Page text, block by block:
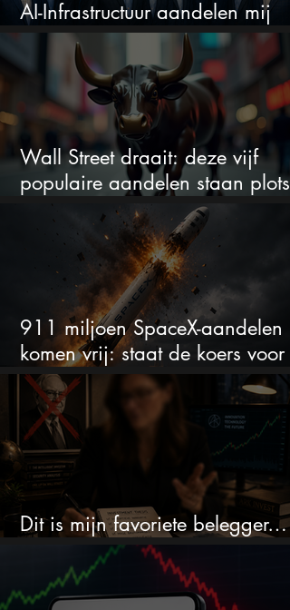
AI-Infrastructuur aandelen mij
werkelijk
Wall Street draait: deze vijf
populaire aandelen staan plots
onder spanning
911 miljoen SpaceX-aandelen
komen vrij: staat de koers voor
een nieuwe crash?
Dit is mijn favoriete belegger…
en het is niet Warren Buffett